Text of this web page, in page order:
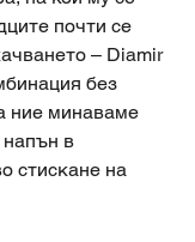
почти се
– Diamir
без
ние минаваме
в
стискане на